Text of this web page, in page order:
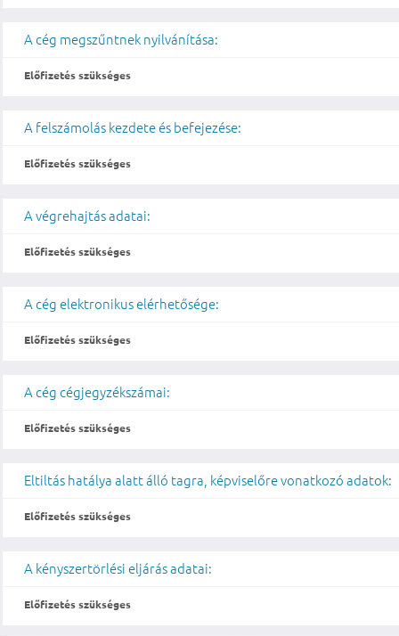
A cég megszűntnek nyilvánítása:
Előfizetés szükséges
A felszámolás kezdete és befejezése:
Előfizetés szükséges
A végrehajtás adatai:
Előfizetés szükséges
A cég elektronikus elérhetősége:
Előfizetés szükséges
A cég cégjegyzékszámai:
Előfizetés szükséges
Eltiltás hatálya alatt álló tagra, képviselőre vonatkozó adatok:
Előfizetés szükséges
A kényszertörlési eljárás adatai:
Előfizetés szükséges